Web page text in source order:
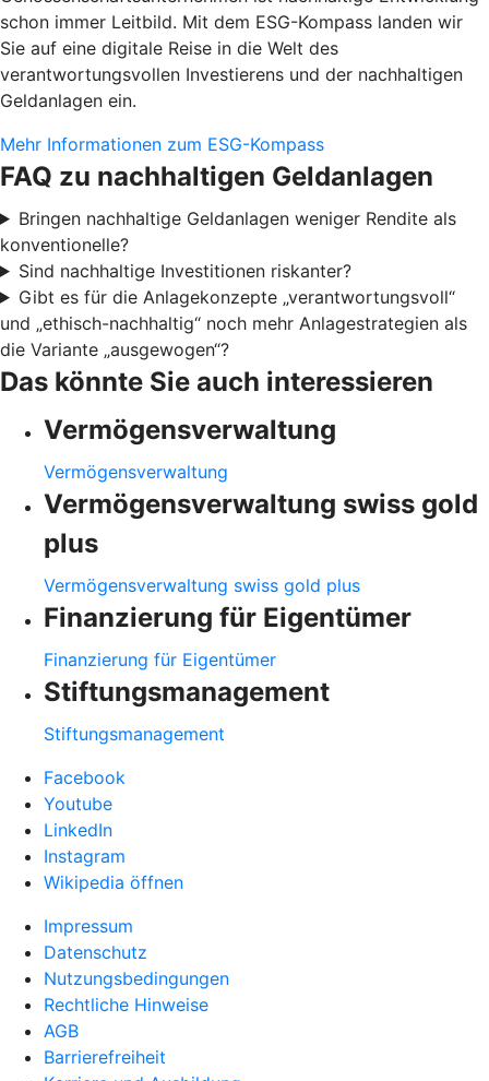
schon immer Leitbild. Mit dem ESG-Kompass landen wir
Sie auf eine digitale Reise in die Welt des
verantwortungsvollen Investierens und der nachhaltigen
Geldanlagen ein.
Mehr Informationen zum ESG-Kompass
FAQ zu nachhaltigen Geldanlagen
Bringen nachhaltige Geldanlagen weniger Rendite als
konventionelle?
Sind nachhaltige Investitionen riskanter?
Gibt es für die Anlagekonzepte „verantwortungsvoll“
und „ethisch-nachhaltig“ noch mehr Anlagestrategien als
die Variante „ausgewogen“?
Das könnte Sie auch interessieren
Vermögensverwaltung
Vermögensverwaltung
Vermögensverwaltung swiss gold
plus
Vermögensverwaltung swiss gold plus
Finanzierung für Eigentümer
Finanzierung für Eigentümer
Stiftungsmanagement
Stiftungsmanagement
Facebook
Youtube
LinkedIn
Instagram
Wikipedia öffnen
Impressum
Datenschutz
Nutzungsbedingungen
Rechtliche Hinweise
AGB
Barrierefreiheit